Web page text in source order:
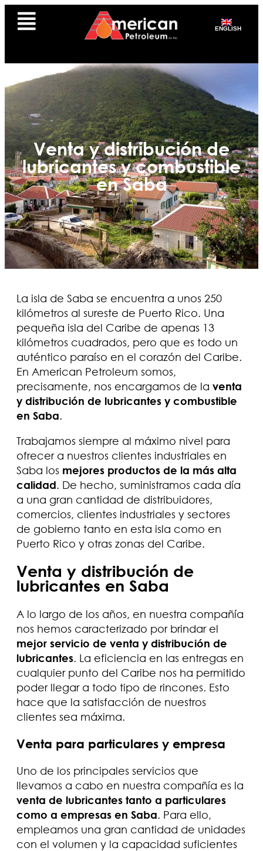
ENGLISH
Venta y distribución de
lubricantes y combustible
en Saba
La isla de Saba se encuentra a unos 250
kilómetros al sureste de Puerto Rico. Una
pequeña isla del Caribe de apenas 13
kilómetros cuadrados, pero que es todo un
auténtico paraíso en el corazón del Caribe.
En American Petroleum somos,
precisamente, nos encargamos de la venta
y distribución de lubricantes y combustible
en Saba.
Trabajamos siempre al máximo nivel para
ofrecer a nuestros clientes industriales en
Saba los mejores productos de la más alta
calidad. De hecho, suministramos cada día
a una gran cantidad de distribuidores,
comercios, clientes industriales y sectores
de gobierno tanto en esta isla como en
Puerto Rico y otras zonas del Caribe.
Venta y distribución de
lubricantes en Saba
A lo largo de los años, en nuestra compañía
nos hemos caracterizado por brindar el
mejor servicio de venta y distribución de
lubricantes. La eficiencia en las entregas en
cualquier punto del Caribe nos ha permitido
poder llegar a todo tipo de rincones. Esto
hace que la satisfacción de nuestros
clientes sea máxima.
Venta para particulares y empresa
Uno de los principales servicios que
llevamos a cabo en nuestra compañía es la
venta de lubricantes tanto a particulares
como a empresas en Saba. Para ello,
empleamos una gran cantidad de unidades
con el volumen y la capacidad suficientes